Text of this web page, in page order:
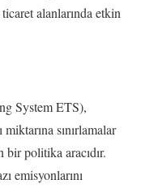
alanlarında etkin
System ETS),
sınırlamalar
politika aracıdır.
emisyonlarını